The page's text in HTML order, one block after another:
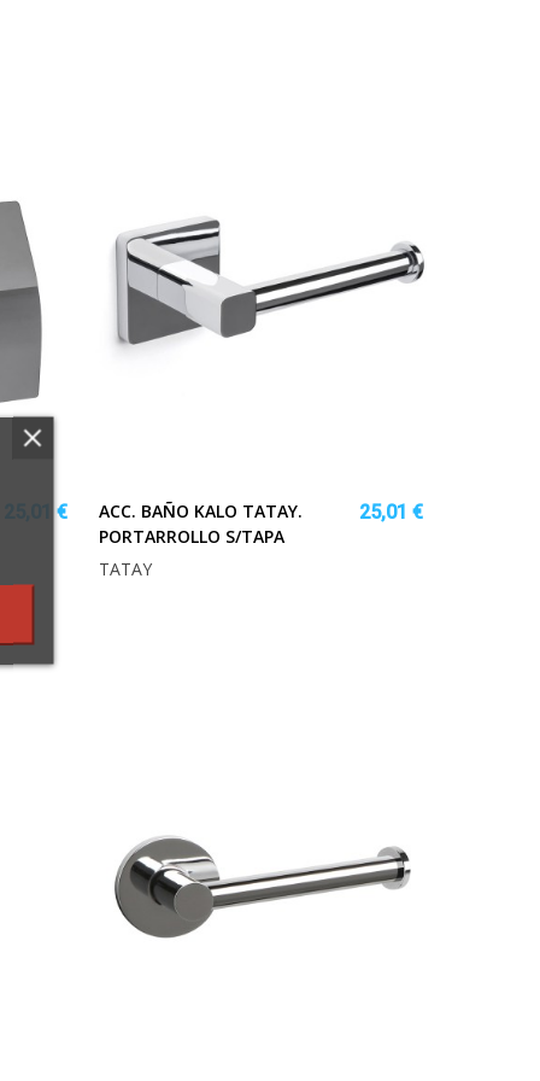
25,01 €
ACC. BAÑO KALO TATAY.
PORTARROLLO S/TAPA
25,01 €
TATAY